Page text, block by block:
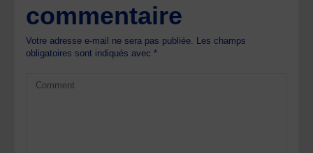
commentaire
Votre adresse e-mail ne sera pas publiée.
Les champs
obligatoires sont indiqués avec*